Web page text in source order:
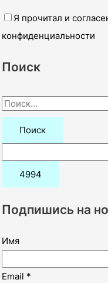
Я прочитал и
конфиденциальности
Поиск
П
о
:
Подпишись на
Имя
Email *